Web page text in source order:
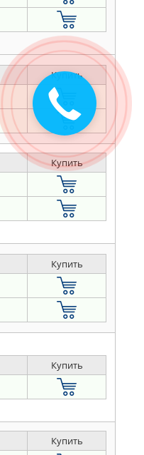
Купить
Купить
Купить
Купить
Купить
Закажите
звонок